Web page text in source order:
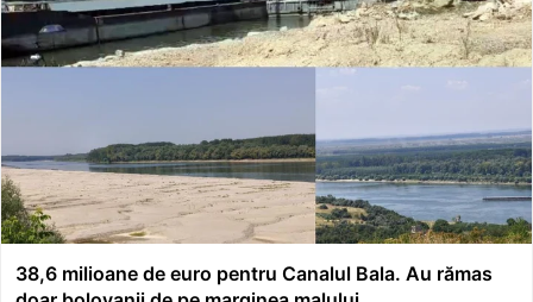
38,6 milioane de euro pentru Canalul Bala. Au rămas